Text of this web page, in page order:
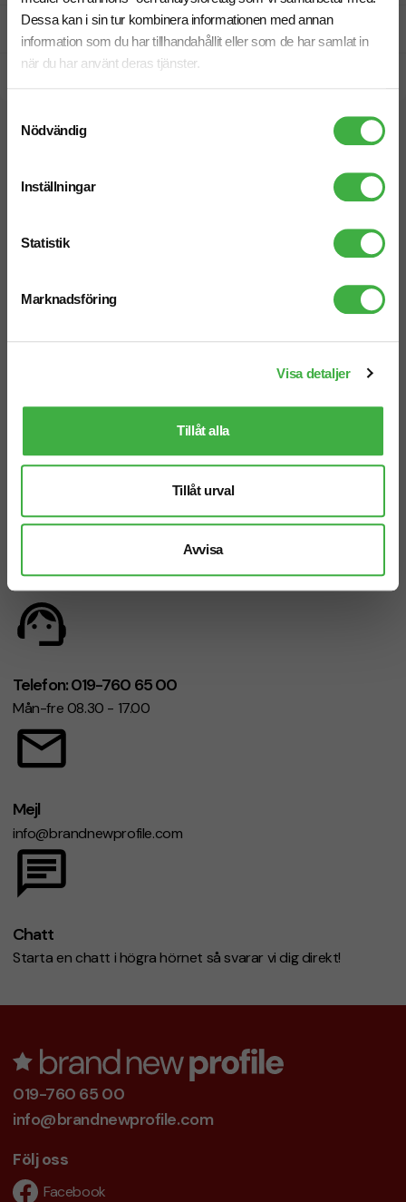
Dessa kan i sin tur kombinera informationen med annan
information som du har tillhandahållit eller som de har samlat in
när du har använt deras tjänster.
Nödvändig
Inställningar
Statistik
Marknadsföring
Visa detaljer
Tillåt alla
Tillåt urval
Avvisa
Prisgaranti
360g/m²
Vi hjälper dig gärna!
Telefon: 019-760 65 00
Mån-fre 08.30 - 17.00
Mejl
info@brandnewprofile.com
Chatt
Starta en chatt i högra hörnet så svarar vi dig direkt!
019-760 65 00
info@brandnewprofile.com
Följ oss
Facebook